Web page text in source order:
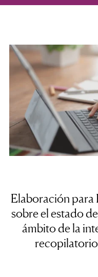
Elaboración para
sobre el estado
ámbito de la